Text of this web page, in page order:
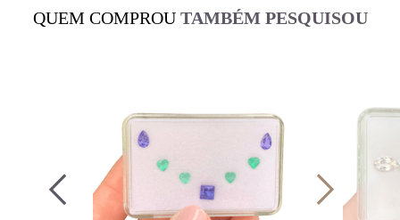
QUEM COMPROU TAMBÉM PESQUISOU